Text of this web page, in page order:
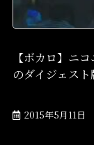
【ボカロ】ニ
のダイジェス
2015年5月11日